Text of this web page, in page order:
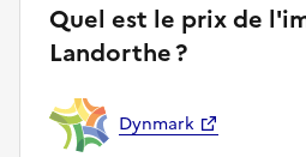
Quel est le prix de
Landorthe ?
Dynmark